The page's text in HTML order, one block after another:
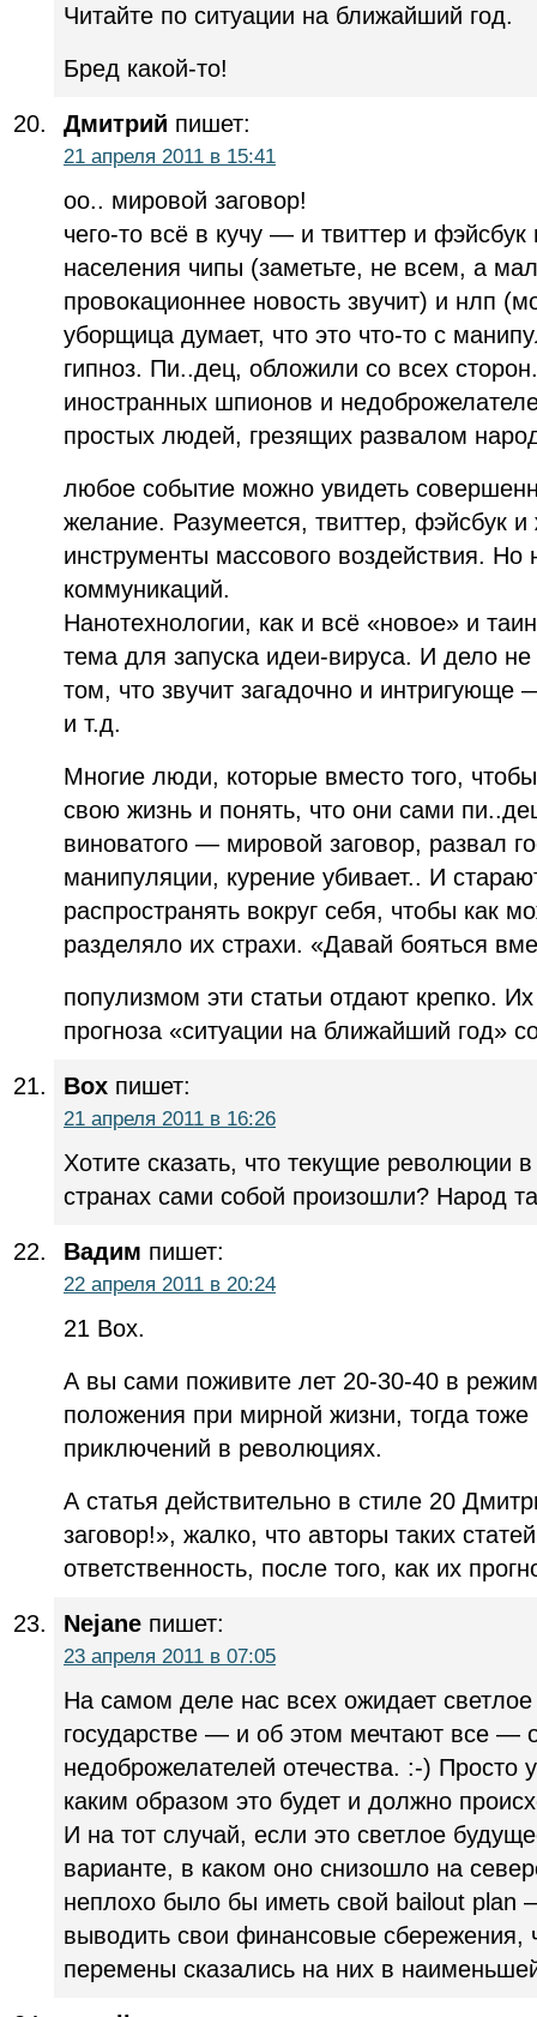
Читайте по ситуации на ближайший год.
Бред какой-то!
Дмитрий пишет:
21 апреля 2011 в 15:41
оо.. мировой заговор!
чего-то всё в кучу — и твиттер и
населения чипы (заметьте, не всем, а
провокационнее новость звучит) и нлп
уборщица думает, что это что-то с
гипноз. Пи..дец, обложили со всех
иностранных шпионов и
простых людей, грезящих развалом
любое событие можно увидеть
желание. Разумеется, твиттер, фэйсбук
инструменты массового воздействия.
коммуникаций.
Нанотехнологии, как и всё «новое» и
тема для запуска идеи-вируса. И дело не
том, что звучит загадочно и интригующе
и т.д.
Многие люди, которые вместо того, чтобы
свою жизнь и понять, что они сами
виноватого — мировой заговор, развал
манипуляции, курение убивает.. И
распространять вокруг себя, чтобы как
разделяло их страхи. «Давай бояться
популизмом эти статьи отдают крепко.
прогноза «ситуации на ближайший год»
Box пишет:
21 апреля 2011 в 16:26
Хотите сказать, что текущие революции
странах сами собой произошли? Народ
Вадим пишет:
22 апреля 2011 в 20:24
21 Box.
А вы сами поживите лет 20-30-40 в
положения при мирной жизни, тогда тоже
приключений в революциях.
А статья действительно в стиле 20
заговор!», жалко, что авторы таких
ответственность, после того, как их
Nejane пишет:
23 апреля 2011 в 07:05
На самом деле нас всех ожидает
государстве — и об этом мечтают все —
недоброжелателей отечества. :-) Просто
каким образом это будет и должно
И на тот случай, если это светлое
варианте, в каком оно снизошло на
неплохо было бы иметь свой bailout plan
выводить свои финансовые сбережения,
перемены сказались на них в